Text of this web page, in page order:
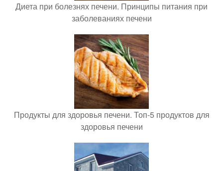
Диета при болезнях печени. Принципы питания при
заболеваниях печени
Продукты для здоровья печени. Топ-5 продуктов для
здоровья печени